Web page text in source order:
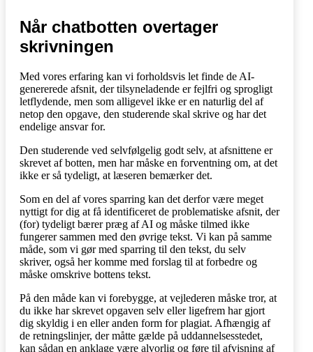
Når chatbotten overtager
skrivningen
Med vores erfaring kan vi forholdsvis let finde de AI-
genererede afsnit, der tilsyneladende er fejlfri og sprogligt
letflydende, men som alligevel ikke er en naturlig del af
netop den opgave, den studerende skal skrive og har det
endelige ansvar for.
Den studerende ved selvfølgelig godt selv, at afsnittene er
skrevet af botten, men har måske en forventning om, at det
ikke er så tydeligt, at læseren bemærker det.
Som en del af vores sparring kan det derfor være meget
nyttigt for dig at få identificeret de problematiske afsnit, der
(for) tydeligt bærer præg af AI og måske tilmed ikke
fungerer sammen med den øvrige tekst. Vi kan på samme
måde, som vi gør med sparring til den tekst, du selv
skriver, også her komme med forslag til at forbedre og
måske omskrive bottens tekst.
På den måde kan vi forebygge, at vejlederen måske tror, at
du ikke har skrevet opgaven selv eller ligefrem har gjort
dig skyldig i en eller anden form for plagiat. Afhængig af
de retningslinjer, der måtte gælde på uddannelsesstedet,
kan sådan en anklage være alvorlig og føre til afvisning af